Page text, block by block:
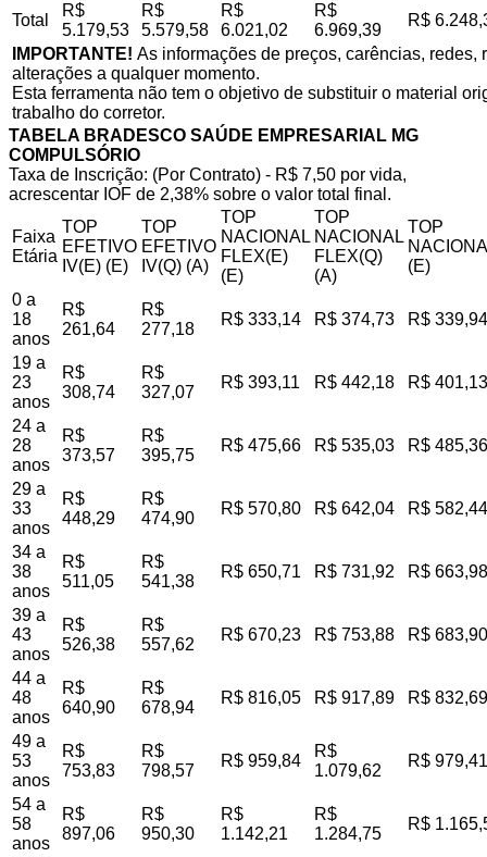
Total
R$
5.179,53
R$
5.579,58
R$
6.021,02
R$
6.969,39
R$
IMPORTANTE! As informações de preços, carências,
alterações a qualquer momento.
Esta ferramenta não tem o objetivo de substituir o material
trabalho do corretor.
TABELA BRADESCO SAÚDE EMPRESARIAL MG
COMPULSÓRIO
Taxa de Inscrição: (Por Contrato) - R$ 7,50 por vida,
acrescentar IOF de 2,38% sobre o valor total final.
Faixa
Etária
TOP
EFETIVO
IV(E) (E)
TOP
EFETIVO
IV(Q) (A)
TOP
NACIONAL
FLEX(E)
(E)
TOP
NACIONAL
FLEX(Q)
(A)
TOP
(E)
0 a
18
anos
R$
261,64
R$
277,18
R$ 333,14 R$ 374,73 R$ 339,94
19 a
23
anos
R$
308,74
R$
327,07
R$ 393,11 R$ 442,18 R$ 401,13
24 a
28
anos
R$
373,57
R$
395,75
R$ 475,66 R$ 535,03 R$ 485,36
29 a
33
anos
R$
448,29
R$
474,90
R$ 570,80 R$ 642,04 R$ 582,44
34 a
38
anos
R$
511,05
R$
541,38
R$ 650,71 R$ 731,92 R$ 663,98
39 a
43
anos
R$
526,38
R$
557,62
R$ 670,23 R$ 753,88 R$ 683,90
44 a
48
anos
R$
640,90
R$
678,94
R$ 816,05 R$ 917,89 R$ 832,69
49 a
53
anos
R$
753,83
R$
798,57
R$ 959,84
R$
1.079,62
R$ 979,41
54 a
58
anos
R$
897,06
R$
950,30
R$
1.142,21
R$
1.284,75
R$